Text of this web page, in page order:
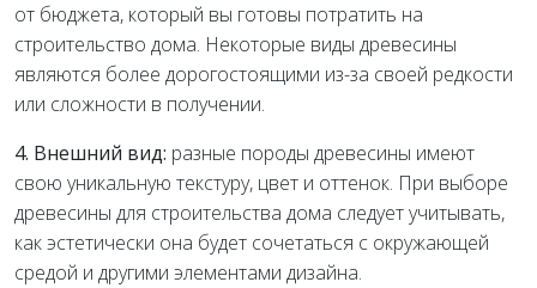
от бюджета, который вы готовы потратить на
строительство дома. Некоторые виды древесины
являются более дорогостоящими из-за своей редкости
или сложности в получении.
4. Внешний вид: разные породы древесины имеют
свою уникальную текстуру, цвет и оттенок. При выборе
древесины для строительства дома следует учитывать,
как эстетически она будет сочетаться с окружающей
средой и другими элементами дизайна.